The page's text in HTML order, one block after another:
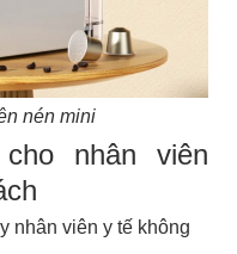
nén mini
nhân viên
nhân viên y tế không